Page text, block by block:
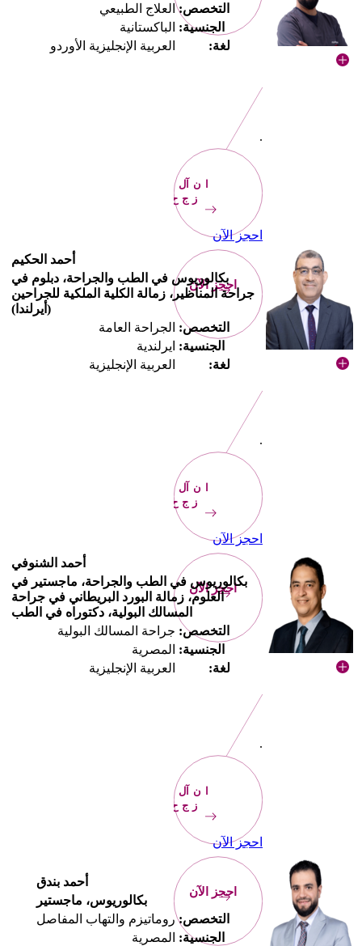
التخصص: العلاج الطبيعي
الجنسية: الباكستانية
لغة:
العربية الإنجليزية الأوردو
.
احجز
الآن
احجز الآن
احجز الآن
أحمد الحكيم
بكالوريوس في الطب والجراحة، دبلوم في
جراحة المناظير، زمالة الكلية الملكية للجراحين
(أيرلندا)
التخصص: الجراحة العامة
الجنسية: ايرلندية
لغة:
العربية الإنجليزية
.
احجز
الآن
احجز الآن
احجز الآن
أحمد الشنوفي
بكالوريوس في الطب والجراحة، ماجستير في
العلوم، زمالة البورد البريطاني في جراحة
المسالك البولية، دكتوراه في الطب
التخصص: جراحة المسالك البولية
الجنسية: المصرية
لغة:
العربية الإنجليزية
.
احجز
الآن
احجز الآن
احجز الآن
أحمد بندق
بكالوريوس، ماجستير
التخصص: روماتيزم والتهاب المفاصل
الجنسية: المصرية